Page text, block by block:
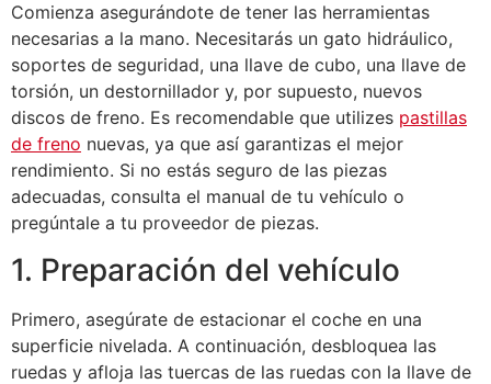
Comienza asegurándote de tener las herramientas
necesarias a la mano. Necesitarás un gato hidráulico,
soportes de seguridad, una llave de cubo, una llave de
torsión, un destornillador y, por supuesto, nuevos
discos de freno. Es recomendable que utilizes pastillas
de freno nuevas, ya que así garantizas el mejor
rendimiento. Si no estás seguro de las piezas
adecuadas, consulta el manual de tu vehículo o
pregúntale a tu proveedor de piezas.
1. Preparación del vehículo
Primero, asegúrate de estacionar el coche en una
superficie nivelada. A continuación, desbloquea las
ruedas y afloja las tuercas de las ruedas con la llave de